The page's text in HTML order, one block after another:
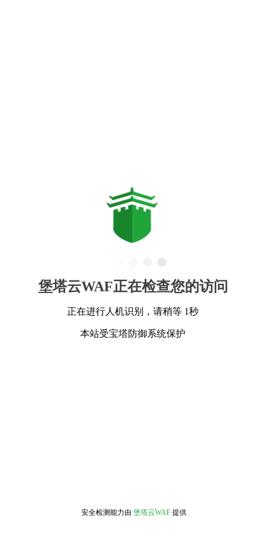
堡塔云WAF正在检查您的访问
正在进行人机识别，请稍等 1秒
本站受宝塔防御系统保护
安全检测能力由 堡塔云WAF 提供